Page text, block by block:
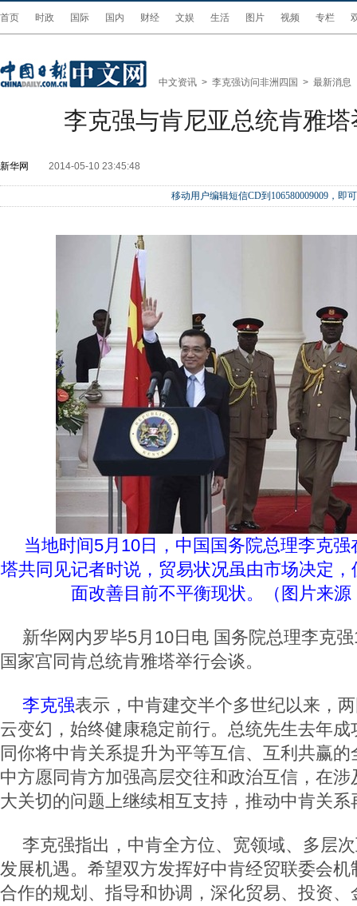
首页 时政 国际 国内 财经 文娱 生活 图片 视频 专栏
中文资讯 > 李克强访问非洲四国 > 最新消息
李克强与肯尼亚总统肯雅
新华网 2014-05-10 23:45:48
移动用户编辑短信CD到106580009009，即
当地时间5月10日，中国国务院总理李克
塔共同见记者时说，贸易状况虽由市场决定
面改善目前不平衡现状。（图片来源
新华网内罗毕5月10日电 国务院总理李克
国家宫同肯总统肯雅塔举行会谈。
李克强表示，中肯建交半个多世纪以来，
云变幻，始终健康稳定前行。总统先生去年
同你将中肯关系提升为平等互信、互利共赢
中方愿同肯方加强高层交往和政治互信，在
大关切的问题上继续相互支持，推动中肯关系
李克强指出，中肯全方位、宽领域、多层
发展机遇。希望双方发挥好中肯经贸联委会
合作的规划、指导和协调，深化贸易、投资